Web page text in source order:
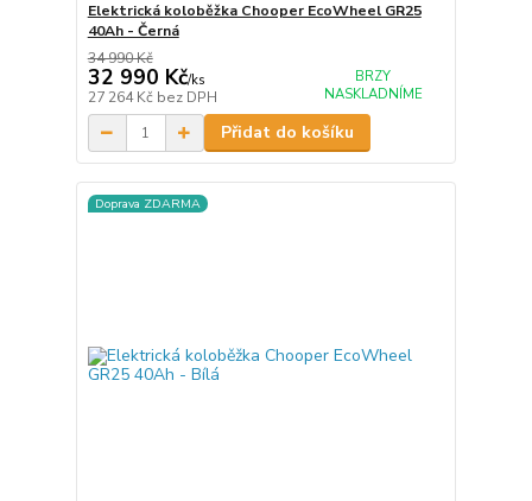
Elektrická koloběžka Chooper EcoWheel GR25
40Ah - Černá
34 990 Kč
32 990 Kč/ks
27 264 Kč bez DPH
BRZY
NASKLADNÍME
Přidat do košíku
Doprava ZDARMA